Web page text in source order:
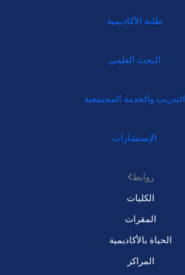
طلبة الأكاديمية
البحث العلمي
التدريب والخدمة المجتمعية
الإستشارات
روابط
الكليات
المقرات
الحياة بالأكاديمية
المراكز